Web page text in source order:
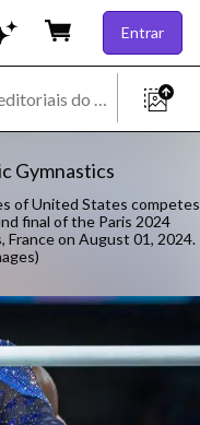
Entrar
Gymnastics
of United States competes
final of the Paris 2024
France on August 01, 2024.